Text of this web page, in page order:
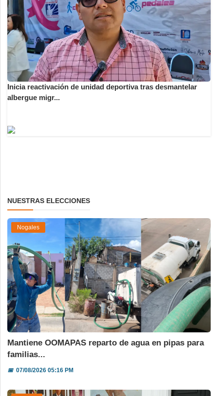
Inicia reactivación de unidad deportiva tras desmantelar
albergue migr...
NUESTRAS ELECCIONES
Nogales
Mantiene OOMAPAS reparto de agua en pipas para
familias...
📅07/08/2026 05:16 PM